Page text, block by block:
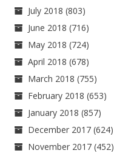
July 2018 (803)
June 2018 (716)
May 2018 (724)
April 2018 (678)
March 2018 (755)
February 2018 (653)
January 2018 (857)
December 2017 (624)
November 2017 (452)